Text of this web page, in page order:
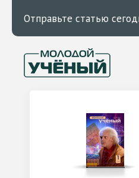
Отправьте статью